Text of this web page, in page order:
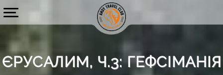
ЄРУСАЛИМ, Ч.3: ГЕФСІМАНІЯ